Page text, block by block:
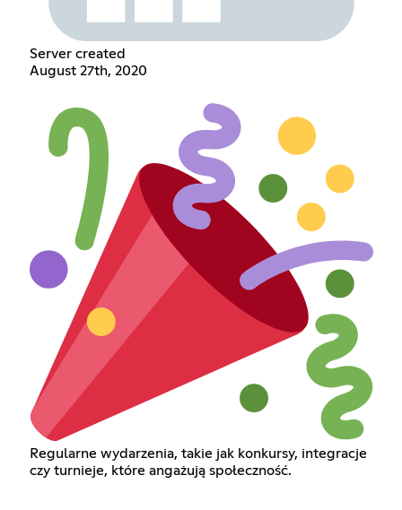
Server created
August 27th, 2020
Regularne wydarzenia, takie jak konkursy, integracje
czy turnieje, które angażują społeczność.